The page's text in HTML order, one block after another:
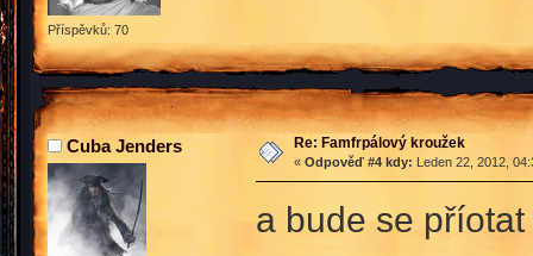
Příspěvků: 70
Cuba Jenders Re: Famfrpálový kroužek
« Odpověď #4 kdy: Leden 22, 2012,
a bude se